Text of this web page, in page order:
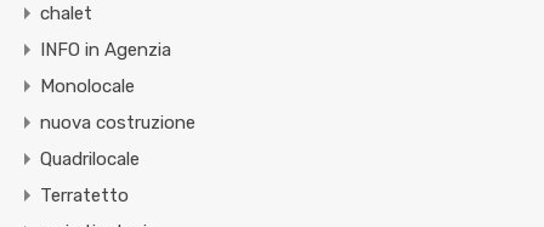
chalet
INFO in Agenzia
Monolocale
nuova costruzione
Quadrilocale
Terratetto